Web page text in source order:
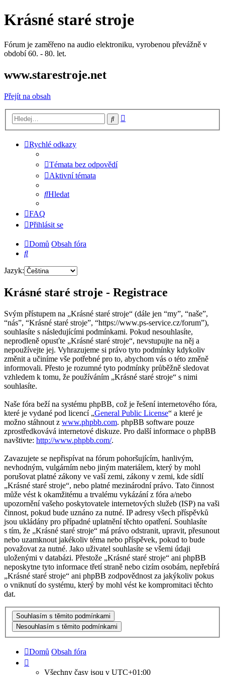
Krásné staré stroje
Fórum je zaměřeno na audio elektroniku, vyrobenou převážně v
období 60. - 80. let.
www.starestroje.net
Přejít na obsah
Hledat
Rychlé odkazy
Témata bez odpovědí
Aktivní témata
Hledat
FAQ
Přihlásit se
Domů Obsah fóra
Hledat
Jazyk:
Krásné staré stroje - Registrace
Svým přístupem na „Krásné staré stroje“ (dále jen “my”, “naše”,
“nás”, “Krásné staré stroje”, “https://www.ps-service.cz/forum”),
souhlasíte s následujícími podmínkami. Pokud nesouhlasíte,
neprodleně opusťte „Krásné staré stroje“, nevstupujte na něj a
nepoužívejte jej. Vyhrazujeme si právo tyto podmínky kdykoliv
změnit a učiníme vše potřebné pro to, abychom vás o této změně
informovali. Přesto je rozumné tyto podmínky průběžně sledovat
vzhledem k tomu, že používáním „Krásné staré stroje“ s nimi
souhlasíte.
Naše fóra beží na systému phpBB, což je řešení internetového fóra,
které je vydané pod licencí „General Public License“ a které je
možno stáhnout z www.phpbb.com. phpBB software pouze
zprostředkovává internetové diskuze. Pro další informace o phpBB
navštivte: http://www.phpbb.com/.
Zavazujete se nepřispívat na fórum pohoršujícím, hanlivým,
nevhodným, vulgárním nebo jiným materiálem, který by mohl
porušovat platné zákony ve vaší zemi, zákony v zemi, kde sídlí
„Krásné staré stroje“, nebo platné mezinárodní právo. Tato činnost
může vést k okamžitému a trvalému vykázání z fóra a/nebo
upozornění vašeho poskytovatele internetových služeb (ISP) na vaši
činnost, pokud bude uznáno za nutné. IP adresy všech příspěvků
jsou ukládány pro případné uplatnění těchto opatření. Souhlasíte
s tím, že „Krásné staré stroje“ má právo odstranit, upravit, přesunout
nebo uzamknout jakékoliv téma nebo příspěvek, pokud to bude
považovat za nutné. Jako uživatel souhlasíte se všemi údaji
uloženými v databázi. Přestože „Krásné staré stroje“ ani phpBB
neposkytne tyto informace třetí straně nebo cizím osobám, nepřebírá
„Krásné staré stroje“ ani phpBB zodpovědnost za jakýkoliv pokus
o vniknutí do systému, který by mohl vést ke kompromitaci těchto
dat.
Domů Obsah fóra
Všechny časy jsou v UTC+01:00